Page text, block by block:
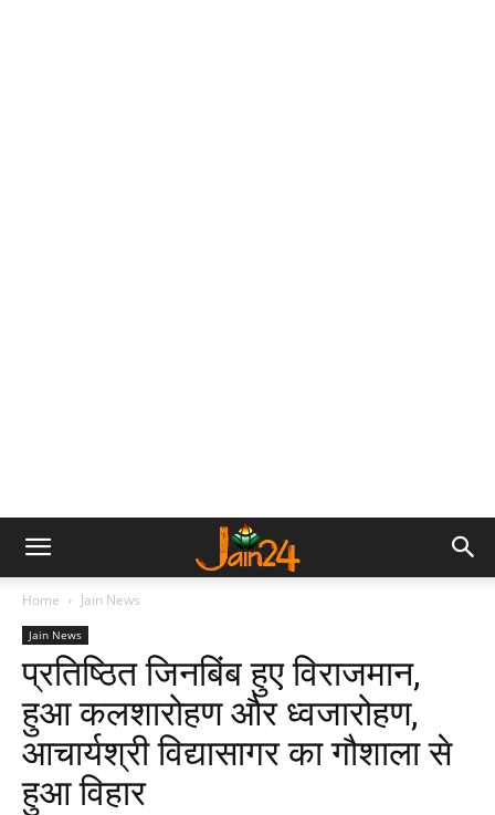
Home Jain News
Jain News
प्रतिष्ठित जिनबिंब हुए विराजमान,
हुआ कलशारोहण और ध्वजारोहण,
आचार्यश्री विद्यासागर का गौशाला से
हुआ विहार